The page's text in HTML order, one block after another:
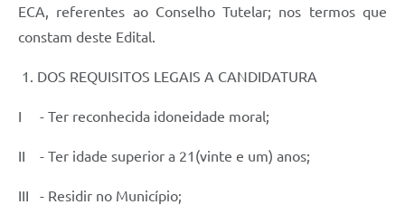
Links
Agenda
SIC
Notícias
Briefing de Ações, Divulgações e Eventos
ECA, referentes ao Conselho Tutelar; nos termos que
constam deste Edital.
1. DOS REQUISITOS LEGAIS A CANDIDATURA
I - Ter reconhecida idoneidade moral;
II - Ter idade superior a 21(vinte e um) anos;
III - Residir no Município;